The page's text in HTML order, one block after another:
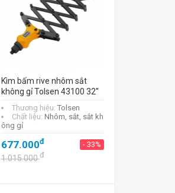
Kìm bấm rive nhôm sắt
không gỉ Tolsen 43100 32''
Thương hiệu: Tolsen
Chất liệu: Nhôm, sắt, sắt kh
ông gỉ
677.000đ - 33%
1.015.000đ